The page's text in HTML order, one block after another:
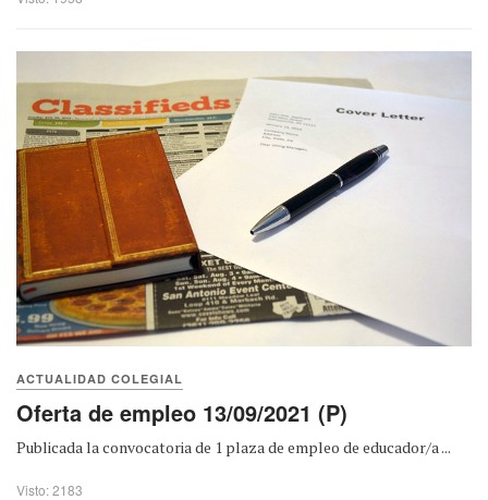
ACTUALIDAD COLEGIAL
Oferta de empleo 13/09/2021 (P)
Publicada la convocatoria de 1 plaza de empleo de educador/a ...
Visto: 2183